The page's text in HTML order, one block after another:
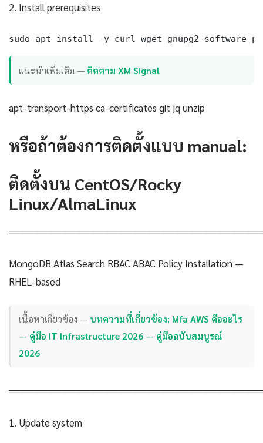
2. Install prerequisites
sudo apt install -y curl wget gnupg2 software-
แนะนำเพิ่มเติม — ติดตาม XM Signal
apt-transport-https ca-certificates git jq unzip
หรือถ้าต้องการติดตั้งแบบ manual:
ติดตั้งบน CentOS/Rocky
Linux/AlmaLinux
MongoDB Atlas Search RBAC ABAC Policy Installation —
RHEL-based
เนื้อหาเกี่ยวข้อง — บทความที่เกี่ยวข้อง: Mfa AWS คืออะไร
— คู่มือ IT Infrastructure 2026 — คู่มือฉบับสมบูรณ์
2026
1. Update system